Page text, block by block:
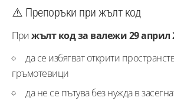
⚠️ Препоръки при жълт код
Прижълт код за валежи 29 април
да се избягват открити
гръмотевици
да не се пътува без нужда в